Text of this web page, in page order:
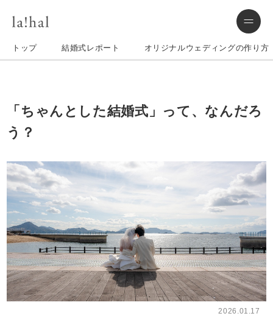
トップ 結婚式レポート オリジナルウェディングの作り方
「ちゃんとした結婚式」って、なんだろ
う？
2026.01.17